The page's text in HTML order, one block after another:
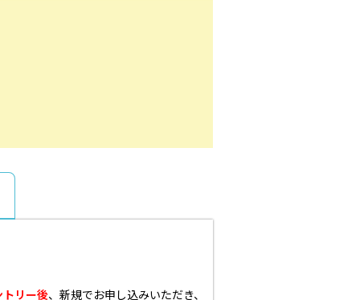
トリー後、新規でお申し込みいただき、